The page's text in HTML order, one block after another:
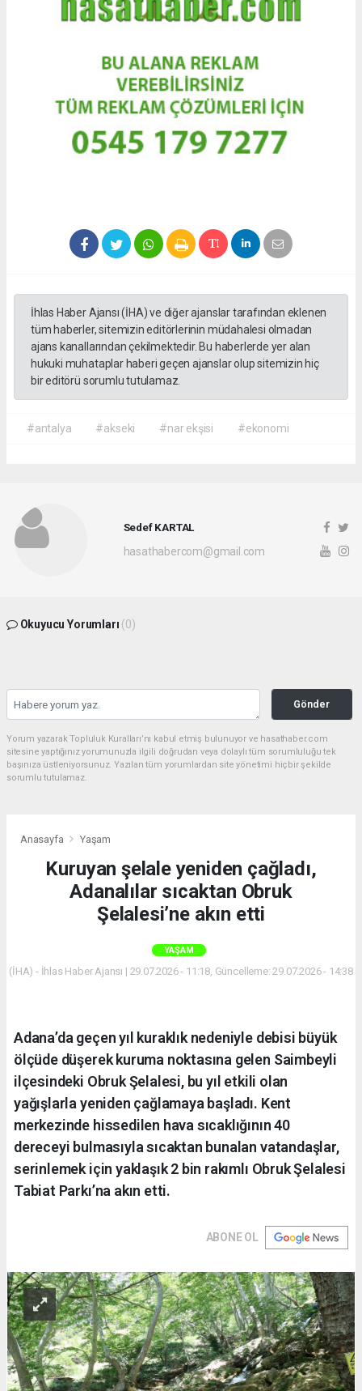
İhlas Haber Ajansı (İHA) ve diğer ajanslar tarafından eklenen
tüm haberler, sitemizin editörlerinin müdahalesi olmadan
ajans kanallarından çekilmektedir. Bu haberlerde yer alan
hukuki muhataplar haberi geçen ajanslar olup sitemizin hiç
bir editörü sorumlu tutulamaz.
#antalya #akseki #nar ekşisi #ekonomi
Sedef KARTAL
hasathabercom@gmail.com
Okuyucu Yorumları (0)
Gönder
Yorum yazarak Topluluk Kuralları’nı kabul etmiş bulunuyor ve hasathaber.com
sitesine yaptığınız yorumunuzla ilgili doğrudan veya dolaylı tüm sorumluluğu tek
başınıza üstleniyorsunuz. Yazılan tüm yorumlardan site yönetimi hiçbir şekilde
sorumlu tutulamaz.
Anasayfa Yaşam
Kuruyan şelale yeniden çağladı,
Adanalılar sıcaktan Obruk
Şelalesi’ne akın etti
YAŞAM
(İHA) - İhlas Haber Ajansı | 29.07.2026 - 11:18, Güncelleme: 29.07.2026 - 14:38
Adana’da geçen yıl kuraklık nedeniyle debisi büyük
ölçüde düşerek kuruma noktasına gelen Saimbeyli
ilçesindeki Obruk Şelalesi, bu yıl etkili olan
yağışlarla yeniden çağlamaya başladı. Kent
merkezinde hissedilen hava sıcaklığının 40
dereceyi bulmasıyla sıcaktan bunalan vatandaşlar,
serinlemek için yaklaşık 2 bin rakımlı Obruk Şelalesi
Tabiat Parkı’na akın etti.
ABONE OL